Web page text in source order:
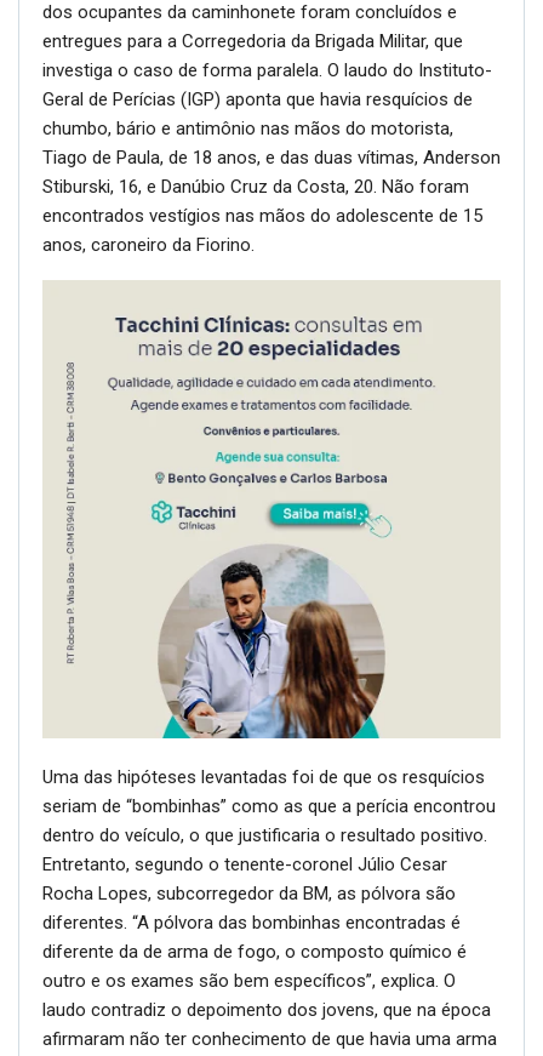
dos ocupantes da caminhonete foram concluídos e
entregues para a Corregedoria da Brigada Militar, que
investiga o caso de forma paralela. O laudo do Instituto-
Geral de Perícias (IGP) aponta que havia resquícios de
chumbo, bário e antimônio nas mãos do motorista,
Tiago de Paula, de 18 anos, e das duas vítimas, Anderson
Stiburski, 16, e Danúbio Cruz da Costa, 20. Não foram
encontrados vestígios nas mãos do adolescente de 15
anos, caroneiro da Fiorino.
Uma das hipóteses levantadas foi de que os resquícios
seriam de “bombinhas” como as que a perícia encontrou
dentro do veículo, o que justificaria o resultado positivo.
Entretanto, segundo o tenente-coronel Júlio Cesar
Rocha Lopes, subcorregedor da BM, as pólvora são
diferentes. “A pólvora das bombinhas encontradas é
diferente da de arma de fogo, o composto químico é
outro e os exames são bem específicos”, explica. O
laudo contradiz o depoimento dos jovens, que na época
afirmaram não ter conhecimento de que havia uma arma